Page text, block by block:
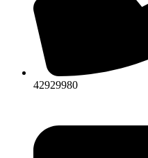
42929980